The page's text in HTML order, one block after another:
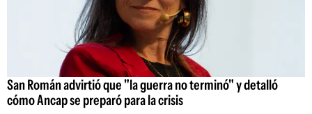
San Román advirtió que "la guerra no terminó" y detalló
cómo Ancap se preparó para la crisis